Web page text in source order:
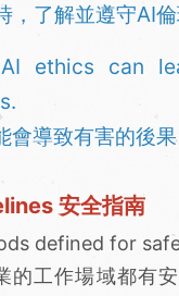
，了解並遵守AI倫
ethics can
導致有害的後果
安全指南
defined for
的工作場域都有